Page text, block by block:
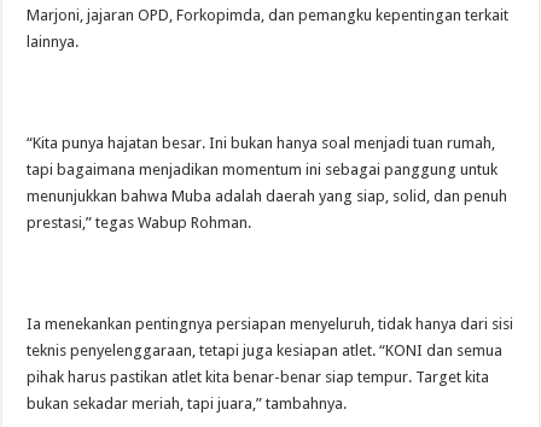
Marjoni, jajaran OPD, Forkopimda, dan pemangku kepentingan terkait
lainnya.
“Kita punya hajatan besar. Ini bukan hanya soal menjadi tuan rumah,
tapi bagaimana menjadikan momentum ini sebagai panggung untuk
menunjukkan bahwa Muba adalah daerah yang siap, solid, dan penuh
prestasi,” tegas Wabup Rohman.
Ia menekankan pentingnya persiapan menyeluruh, tidak hanya dari sisi
teknis penyelenggaraan, tetapi juga kesiapan atlet. “KONI dan semua
pihak harus pastikan atlet kita benar-benar siap tempur. Target kita
bukan sekadar meriah, tapi juara,” tambahnya.